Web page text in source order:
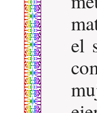
el